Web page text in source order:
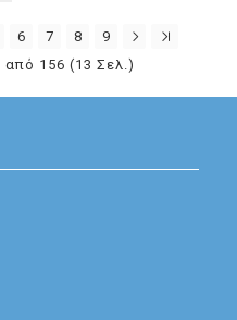
6 7 8
9
από 156 (13 Σελ.)